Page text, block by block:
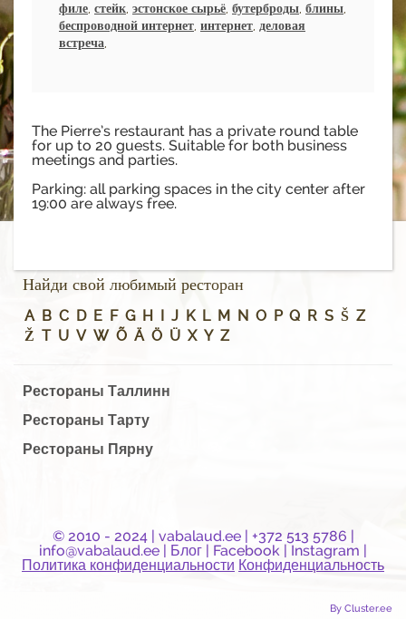
филе, стейк, эстонское сырьё, бутерброды, блины,
беспроводной интернет, интернет, деловая
встреча,
The Pierre’s restaurant has a private round table
for up to 20 guests. Suitable for both business
meetings and parties.
Parking: all parking spaces in the city center after
19:00 are always free.
Найди свой любимый ресторан
A B C D E F G H J K L M N O P Q R S Š Z
Ž T U V W Õ Ä Ö Ü X Y Z
Рестораны Таллинн
Рестораны Тарту
Рестораны Пярну
© 2010 - 2024 | vabalaud.ee| +372 513 5786 |
info@vabalaud.ee
Блог Facebook Instagram
Политика конфиденциальности Конфиденциальность
By Cluster.ee